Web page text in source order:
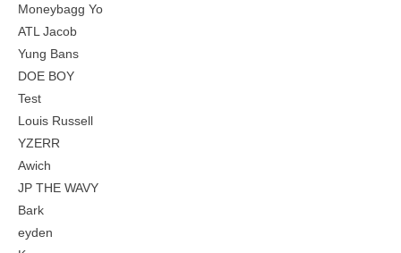
Moneybagg Yo
ATL Jacob
Yung Bans
DOE BOY
Test
Louis Russell
YZERR
Awich
JP THE WAVY
Bark
eyden